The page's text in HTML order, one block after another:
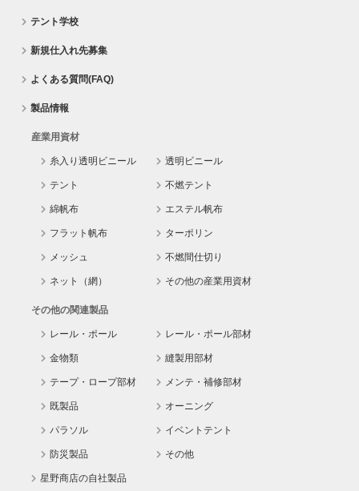
テント学校
新規仕入れ先募集
よくある質問(FAQ)
製品情報
産業用資材
糸入り透明ビニール 透明ビニール
テント 不燃テント
綿帆布 エステル帆布
フラット帆布 ターポリン
メッシュ 不燃間仕切り
ネット（網） その他の産業用資材
その他の関連製品
レール・ポール レール・ポール部材
金物類 縫製用部材
テープ・ロープ部材 メンテ・補修部材
既製品 オーニング
パラソル イベントテント
防災製品 その他
星野商店の自社製品